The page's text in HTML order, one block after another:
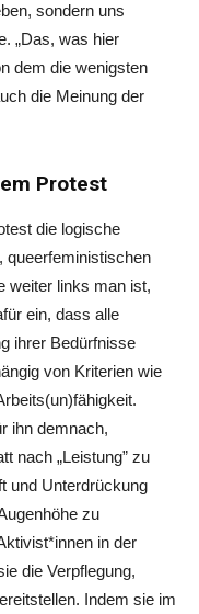
sondern uns
„Das, was hier
dem die wenigsten
die Meinung der
Protest
die logische
queerfeministischen
weiter links man ist,
ein, dass alle
ihrer Bedürfnisse
von Kriterien wie
ihn demnach,
nach „Leistung” zu
und Unterdrückung
zu
in der
die Verpflegung,
Indem sie im